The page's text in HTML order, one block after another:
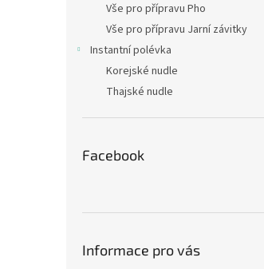
Vše pro přípravu Pho
Vše pro přípravu Jarní závitky
Instantní polévka
Korejské nudle
Thajské nudle
Facebook
Informace pro vás